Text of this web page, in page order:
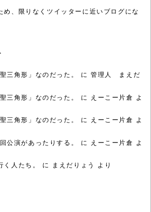
め、限りなくツイッターに近いブログにな
三角形」なのだった。 に管理人 まえだ
三角形」なのだった。
に えーこー片倉 よ
三角形」なのだった。
に えーこー片倉 よ
公演があったりする。
に えーこー片倉 よ
人たち。
に まえだりょう より